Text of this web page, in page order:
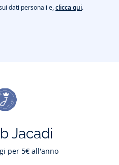
dati personali e,clicca qui.
Jacadi
per 5€ all'anno